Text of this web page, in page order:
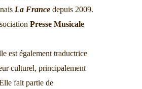
La France depuis 2009.
Presse Musicale
est également traductrice
culturel, principalement
fait partie de